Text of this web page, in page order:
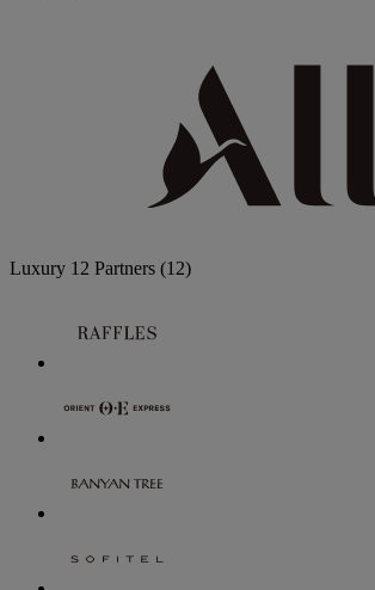
Luxury 12 Partners (12)